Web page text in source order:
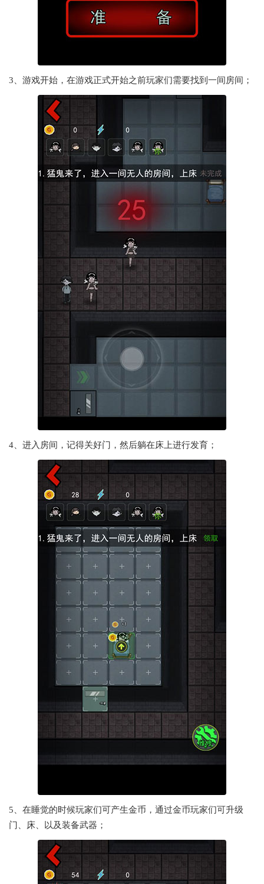
3、游戏开始，在游戏正式开始之前玩家们需要找到一间房间；
4、进入房间，记得关好门，然后躺在床上进行发育；
5、在睡觉的时候玩家们可产生金币，通过金币玩家们可升级
门、床、以及装备武器；